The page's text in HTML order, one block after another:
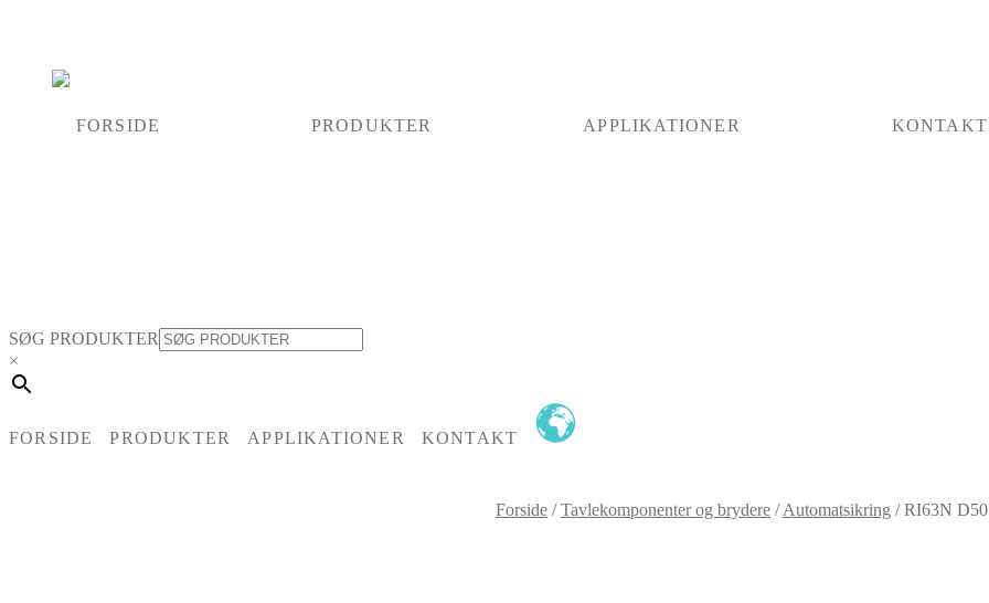
FORSIDE PRODUKTER APPLIKATIONER KONTAKT
SØG PRODUKTER
×
FORSIDE PRODUKTER APPLIKATIONER KONTAKT
Forside /Tavlekomponenter og brydere /Automatsikring /RI63N D50